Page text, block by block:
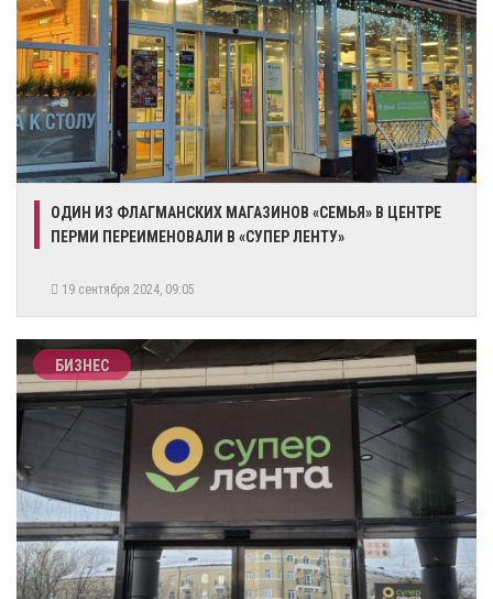
ОДИН ИЗ ФЛАГМАНСКИХ МАГАЗИНОВ «СЕМЬЯ» В ЦЕНТРЕ
ПЕРМИ ПЕРЕИМЕНОВАЛИ В «СУПЕР ЛЕНТУ»
19 сентября 2024, 09:05
БИЗНЕС